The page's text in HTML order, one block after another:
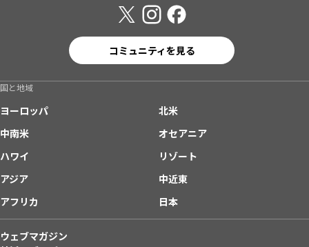
コミュニティを見る
国と地域
ヨーロッパ
北米
中南米
オセアニア
ハワイ
リゾート
アジア
中近東
アフリカ
日本
ウェブマガジン